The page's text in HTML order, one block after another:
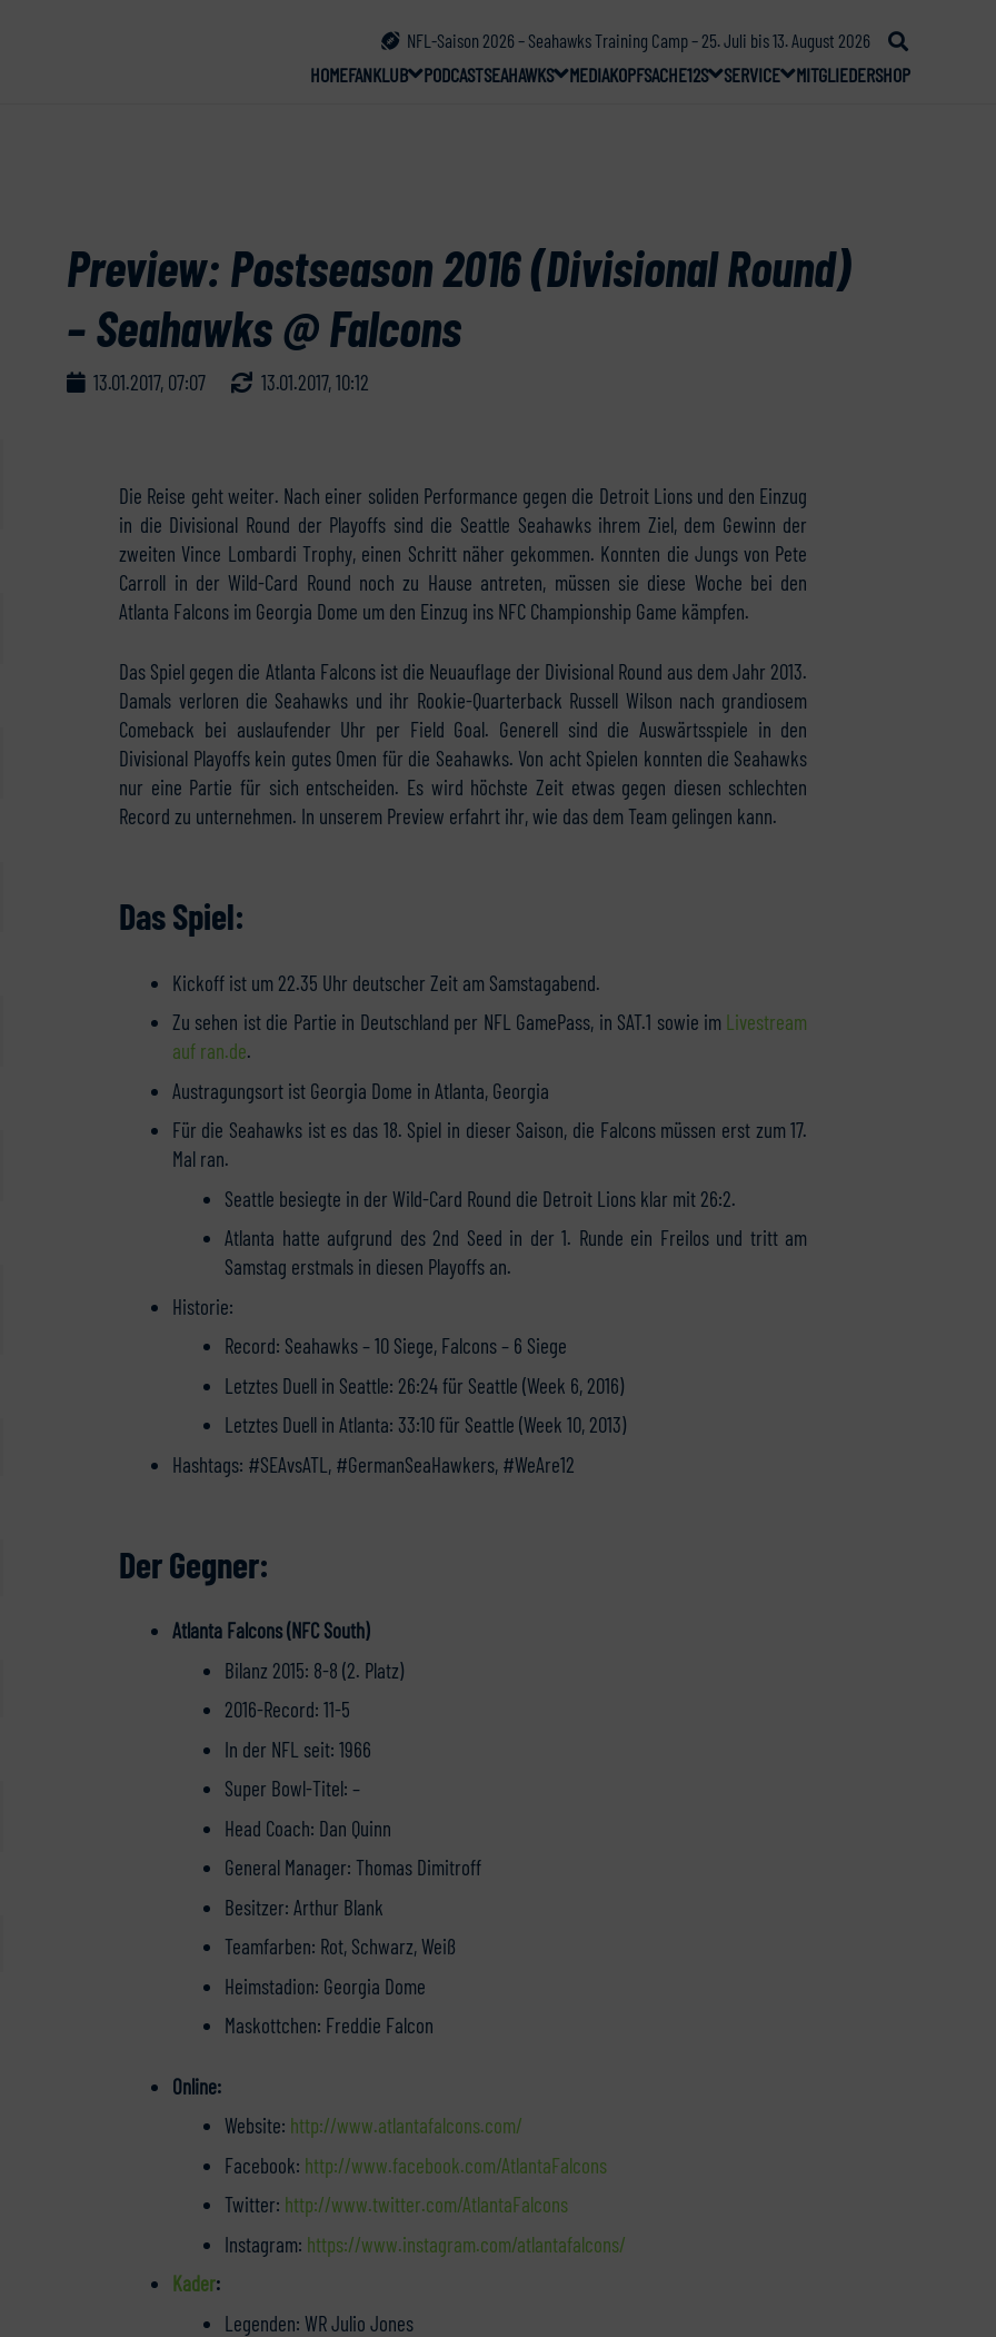
NFL-Saison 2026 – Seahawks Training Camp – 25. Juli bis 13. August 2026
HOMEFANKLUB PODCASTSEAHAWKS MEDIAKOPFSACHE12S SERVICE MITGLIEDERSHOP
Preview: Postseason 2016 (Divisional Round)
– Seahawks @ Falcons
13.01.2017, 07:07 13.01.2017, 10:12
Die Reise geht weiter. Nach einer soliden Performance gegen die Detroit Lions und den Einzug
in die Divisional Round der Playoffs sind die Seattle Seahawks ihrem Ziel, dem Gewinn der
zweiten Vince Lombardi Trophy, einen Schritt näher gekommen. Konnten die Jungs von Pete
Carroll in der Wild-Card Round noch zu Hause antreten, müssen sie diese Woche bei den
Atlanta Falcons im Georgia Dome um den Einzug ins NFC Championship Game kämpfen.
Das Spiel gegen die Atlanta Falcons ist die Neuauflage der Divisional Round aus dem Jahr 2013.
Damals verloren die Seahawks und ihr Rookie-Quarterback Russell Wilson nach grandiosem
Comeback bei auslaufender Uhr per Field Goal. Generell sind die Auswärtsspiele in den
Divisional Playoffs kein gutes Omen für die Seahawks. Von acht Spielen konnten die Seahawks
nur eine Partie für sich entscheiden. Es wird höchste Zeit etwas gegen diesen schlechten
Record zu unternehmen. In unserem Preview erfahrt ihr, wie das dem Team gelingen kann.
Das Spiel:
Kickoff ist um 22.35 Uhr deutscher Zeit am Samstagabend.
Zu sehen ist die Partie in Deutschland per NFL GamePass, in SAT.1 sowie im Livestream
auf ran.de.
Austragungsort ist Georgia Dome in Atlanta, Georgia
Für die Seahawks ist es das 18. Spiel in dieser Saison, die Falcons müssen erst zum 17.
Mal ran.
Seattle besiegte in der Wild-Card Round die Detroit Lions klar mit 26:2.
Atlanta hatte aufgrund des 2nd Seed in der 1. Runde ein Freilos und tritt am
Samstag erstmals in diesen Playoffs an.
Historie:
Record: Seahawks – 10 Siege, Falcons – 6 Siege
Letztes Duell in Seattle: 26:24 für Seattle (Week 6, 2016)
Letztes Duell in Atlanta: 33:10 für Seattle (Week 10, 2013)
Hashtags: #SEAvsATL, #GermanSeaHawkers, #WeAre12
Der Gegner:
Atlanta Falcons (NFC South)
Bilanz 2015: 8-8 (2. Platz)
2016-Record: 11-5
In der NFL seit: 1966
Super Bowl-Titel: –
Head Coach: Dan Quinn
General Manager: Thomas Dimitroff
Besitzer: Arthur Blank
Teamfarben: Rot, Schwarz, Weiß
Heimstadion: Georgia Dome
Maskottchen: Freddie Falcon
Online:
Website: http://www.atlantafalcons.com/
Facebook: http://www.facebook.com/AtlantaFalcons
Twitter: http://www.twitter.com/AtlantaFalcons
Instagram: https://www.instagram.com/atlantafalcons/
Kader:
Legenden: WR Julio Jones